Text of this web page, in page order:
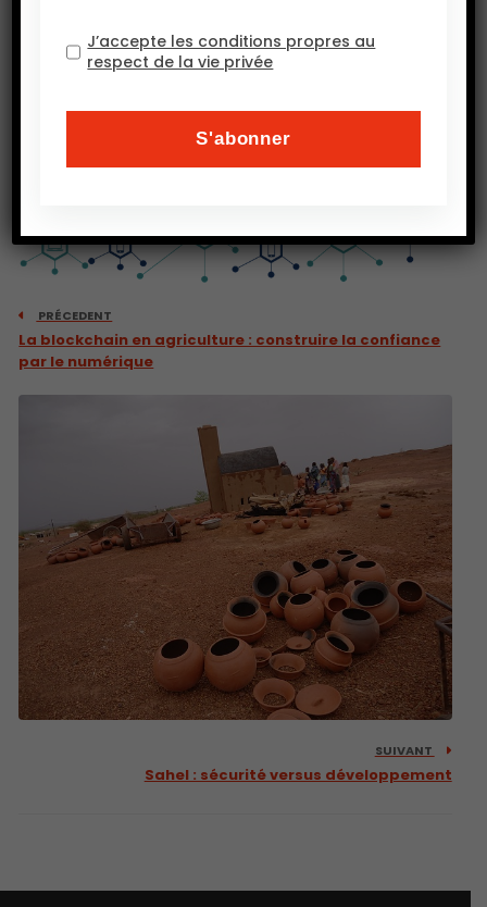
PRÉCEDENT
La blockchain en agriculture : construire la confiance
par le numérique
SUIVANT
Sahel : sécurité versus développement
J’accepte les conditions propres au
respect de la vie privée